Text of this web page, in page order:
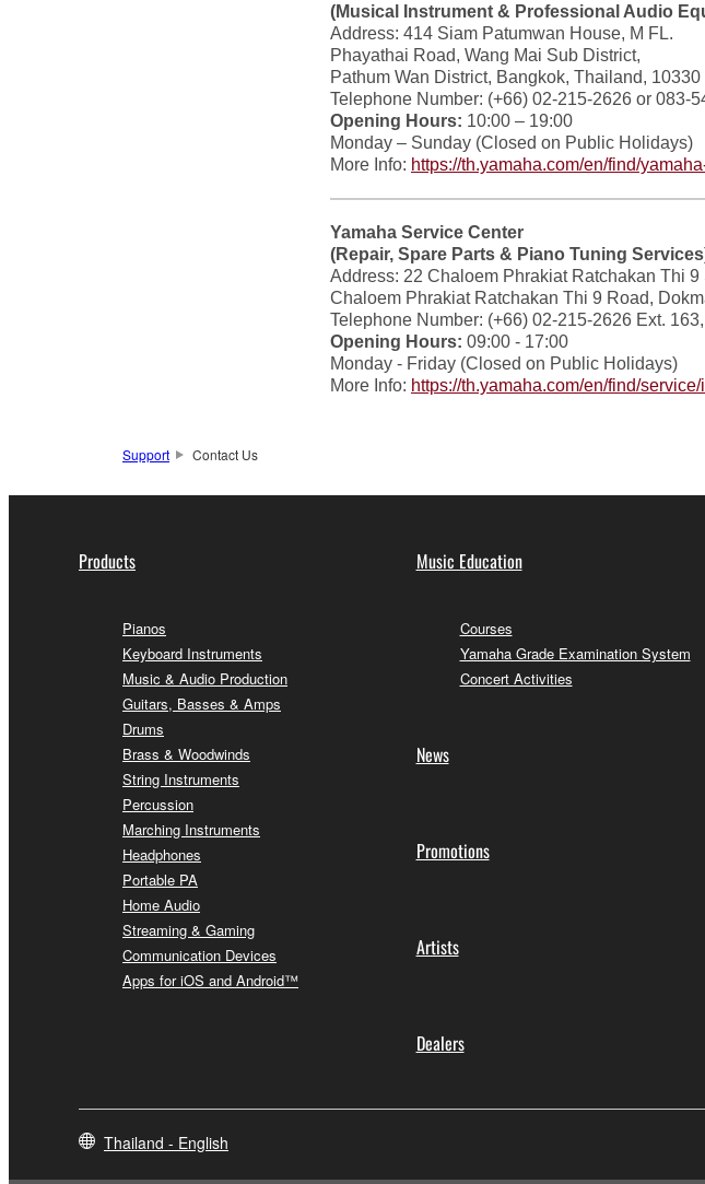
(Musical Instrument & Professional Audio
Address: 414 Siam Patumwan House, M FL.
Phayathai Road, Wang Mai Sub District,
Pathum Wan District, Bangkok, Thailand, 10330
Telephone Number: (+66) 02-215-2626 or 083-
Opening Hours: 10:00 – 19:00
Monday – Sunday (Closed on Public Holidays)
More Info: https://th.yamaha.com/en/find/
Yamaha Service Center
(Repair, Spare Parts & Piano Tuning
Address: 22 Chaloem Phrakiat Ratchakan Thi 9
Chaloem Phrakiat Ratchakan Thi 9 Road,
Telephone Number: (+66) 02-215-2626 Ext.
Opening Hours: 09:00 - 17:00
Monday - Friday (Closed on Public Holidays)
More Info: https://th.yamaha.com/en/find/service/
Support Contact Us
Products
Pianos
Keyboard Instruments
Music & Audio Production
Guitars, Basses & Amps
Drums
Brass & Woodwinds
String Instruments
Percussion
Marching Instruments
Headphones
Portable PA
Home Audio
Streaming & Gaming
Communication Devices
Apps for iOS and Android™
Music Education
Courses
Yamaha Grade Examination System
Concert Activities
News
Promotions
Artists
Dealers
Thailand - English